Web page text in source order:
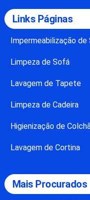
Links Páginas
Impermeabilização de
Limpeza de Sofá
Lavagem de Tapete
Limpeza de Cadeira
Higienização de
Lavagem de Cortina
Mais Procurados